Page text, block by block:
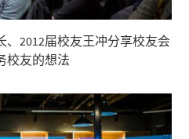
、2012届校友王冲分享校友会
校友的想法